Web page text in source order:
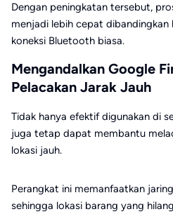
Dengan peningkatan tersebut,
menjadi lebih cepat dibandingkan
koneksi Bluetooth biasa.
Mengandalkan Google
Pelacakan Jarak Jauh
Tidak hanya efektif digunakan di
juga tetap dapat membantu
lokasi jauh.
Perangkat ini memanfaatkan
sehingga lokasi barang yang